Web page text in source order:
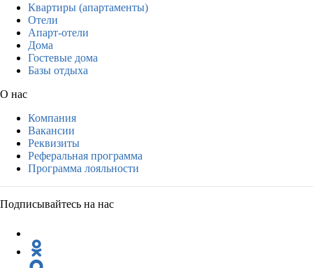
Квартиры (апартаменты)
Отели
Апарт-отели
Дома
Гостевые дома
Базы отдыха
О нас
Компания
Вакансии
Реквизиты
Реферальная программа
Программа лояльности
Подписывайтесь на нас